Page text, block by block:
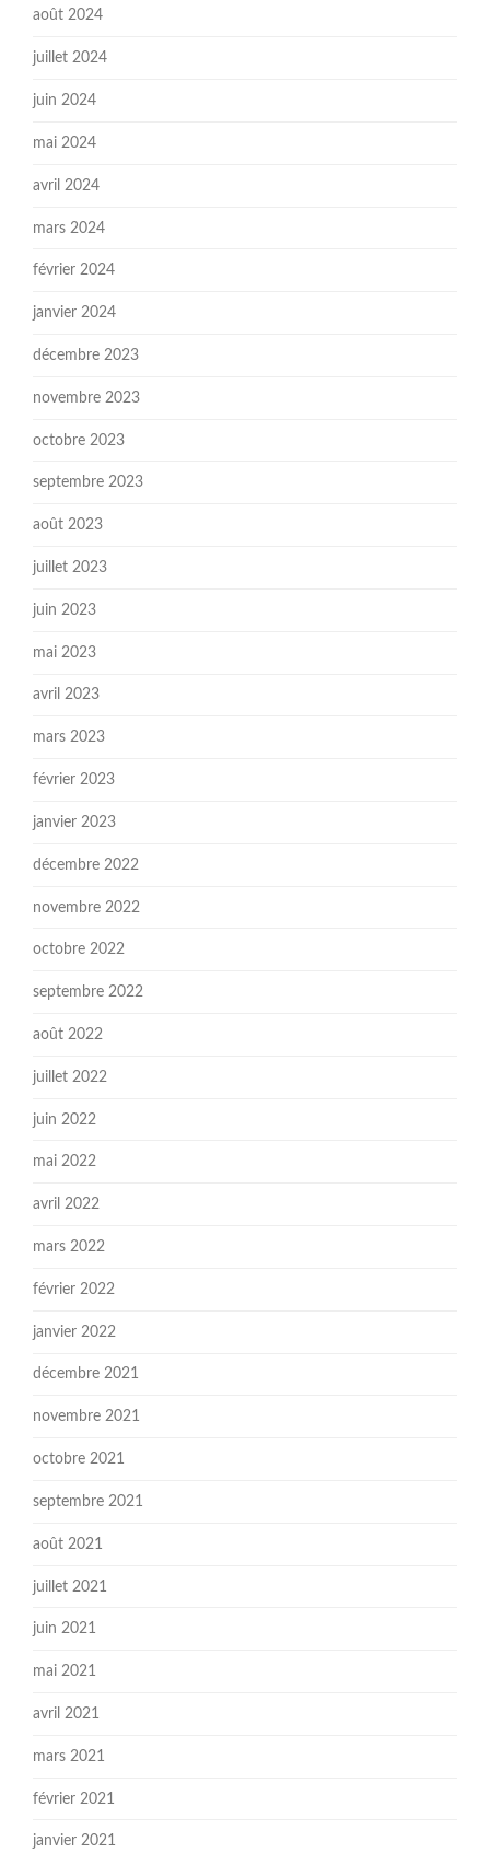
août 2024
juillet 2024
juin 2024
mai 2024
avril 2024
mars 2024
février 2024
janvier 2024
décembre 2023
novembre 2023
octobre 2023
septembre 2023
août 2023
juillet 2023
juin 2023
mai 2023
avril 2023
mars 2023
février 2023
janvier 2023
décembre 2022
novembre 2022
octobre 2022
septembre 2022
août 2022
juillet 2022
juin 2022
mai 2022
avril 2022
mars 2022
février 2022
janvier 2022
décembre 2021
novembre 2021
octobre 2021
septembre 2021
août 2021
juillet 2021
juin 2021
mai 2021
avril 2021
mars 2021
février 2021
janvier 2021